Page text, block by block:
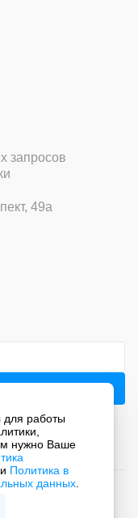
запросов
49а
с
для работы
нужно Ваше
и Политика в
данных